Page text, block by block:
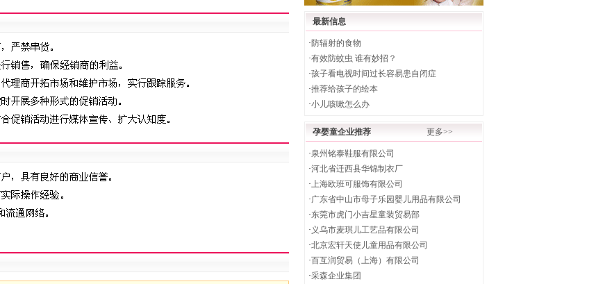
最新信息
· 防辐射的食物
·有效防蚊虫 谁有妙招？
·孩子看电视时间过长容易患自闭症
·推荐给孩子的绘本
·小儿咳嗽怎么办
孕婴童企业推荐 更多>>
·泉州铭泰鞋服有限公司
·河北省迁西县华锦制衣厂
·上海欧班可服饰有限公司
·广东省中山市母子乐园婴儿用品有限公司
·东莞市虎门小吉星童装贸易部
· 义乌市麦琪儿工艺品有限公司
·北京宏轩天使儿童用品有限公司
·百互润贸易（上海）有限公司
·采森企业集团